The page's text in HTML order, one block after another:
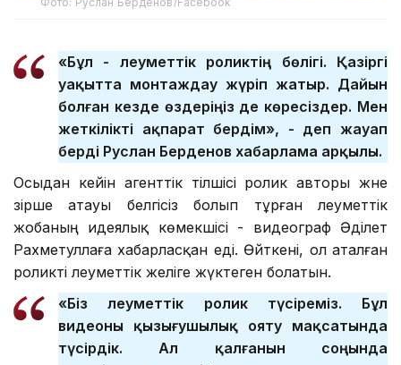
«Бұл - әлеуметтік роликтің бөлігі. Қазіргі
уақытта монтаждау жүріп жатыр. Дайын
болған кезде өздеріңіз де көресіздер. Мен
жеткілікті ақпарат бердім», - деп жауап
берді Руслан Берденов хабарлама арқылы.
Осыдан кейін агенттік тілшісі ролик авторы және
әзірше атауы белгісіз болып тұрған әлеуметтік
жобаның идеялық көмекшісі - видеограф Әділет
Рахметуллаға хабарласқан еді. Өйткені, ол аталған
роликті әлеуметтік желіге жүктеген болатын.
«Біз әлеуметтік ролик түсіреміз. Бұл
видеоны қызығушылық ояту мақсатында
түсірдік. Ал қалғанын соңында